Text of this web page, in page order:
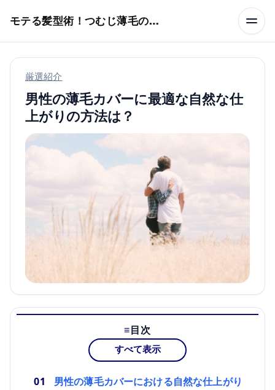
モテる髪型術！つむじ薄毛の隠し方
厳選紹介
男性の薄毛カバーに最適な自然な仕
上がりの方法は？
目次
すべて表示
男性の薄毛カバーにおける自然な仕上がり